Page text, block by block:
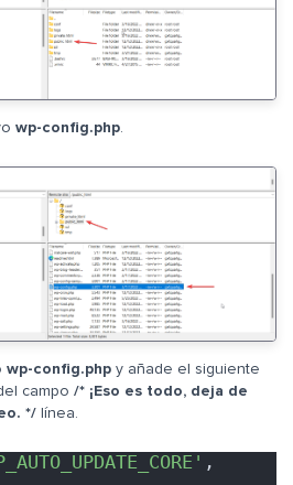
wp-config.php
wp-config.php y añade el siguiente
campo /* ¡Eso es todo, deja de
*/ línea.